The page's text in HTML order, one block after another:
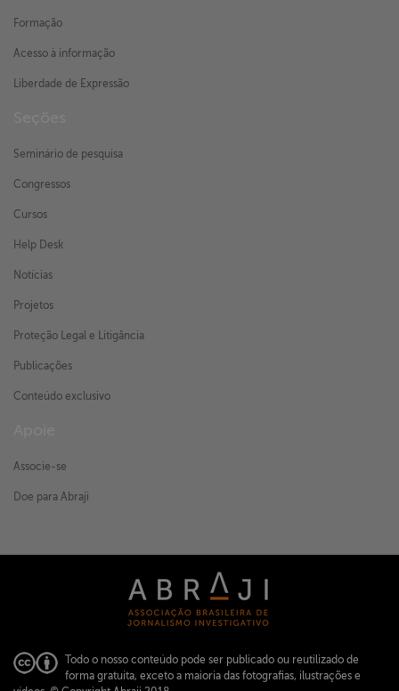
Formação
Acesso à informação
Liberdade de Expressão
Seminário de pesquisa
Congressos
Cursos
Help Desk
Notícias
Projetos
Proteção Legal e Litigância
Publicações
Conteúdo exclusivo
Associe-se
Doe para Abraji
Todo o nosso conteúdo pode ser publicado ou reutilizado de
forma gratuita, exceto a maioria das fotografias, ilustrações e